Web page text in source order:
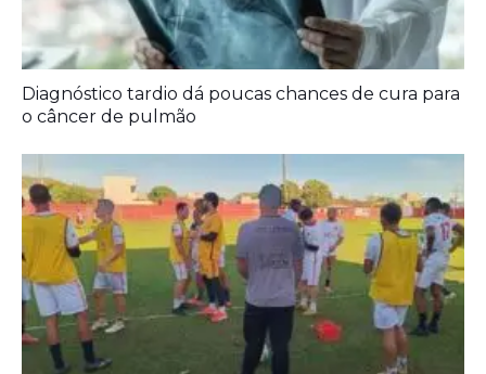
A Democracia Contemporânea